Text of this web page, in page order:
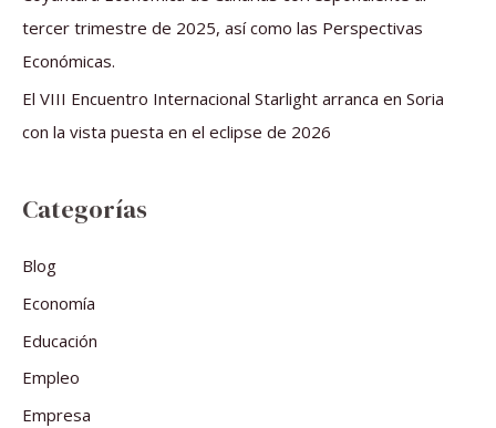
tercer trimestre de 2025, así como las Perspectivas
Económicas.
El VIII Encuentro Internacional Starlight arranca en Soria
con la vista puesta en el eclipse de 2026
Categorías
Blog
Economía
Educación
Empleo
Empresa